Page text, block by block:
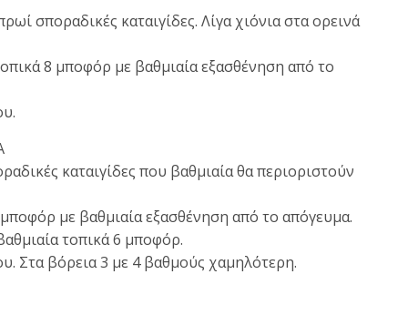
σποραδικές καταιγίδες. Λίγα χιόνια στα ορεινά
8 μποφόρ με βαθμιαία εξασθένηση από το
καταιγίδες που βαθμιαία θα περιοριστούν
με βαθμιαία εξασθένηση από το απόγευμα.
τοπικά 6 μποφόρ.
Στα βόρεια 3 με 4 βαθμούς χαμηλότερη.